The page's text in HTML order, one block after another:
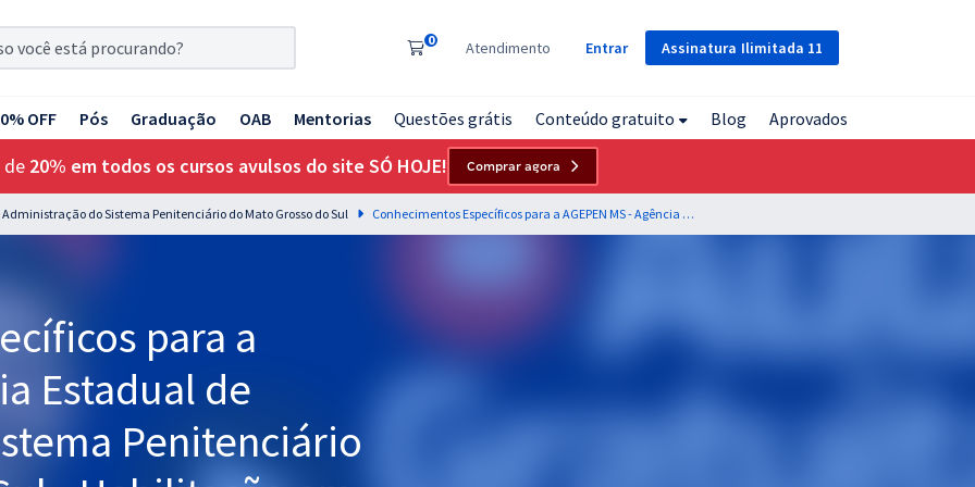
Assinatura Ilimitada 11
0 Atendimento Entrar
OFF Pós Graduação OAB Mentorias Questões grátis Conteúdo gratuito Blog Aprovados
de 20% em todos os cursos avulsos do site SÓ HOJE! Comprar agora
Administração do Sistema Penitenciário do Mato Grosso do Sul Conhecimentos Específicos para a AGEPEN MS - Agência Estadual de Administração do Sistema Penitenciário do Mato Grosso do Sul - Habilitação em Curso de Graduação em Ensino Superior
para a
Estadual de
Penitenciário